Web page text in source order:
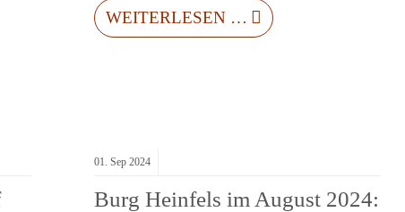
WEITERLESEN …
01. Sep 2024
Burg Heinfels im August 2024: